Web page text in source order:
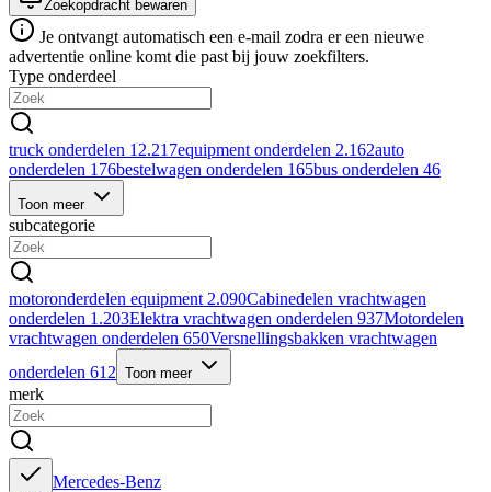
Zoekopdracht bewaren
Je ontvangt automatisch een e-mail zodra er een nieuwe
advertentie online komt die past bij jouw zoekfilters.
Type onderdeel
truck onderdelen 12.217equipment onderdelen 2.162auto
onderdelen 176bestelwagen onderdelen 165bus onderdelen 46
Toon meer
subcategorie
motoronderdelen equipment 2.090Cabinedelen vrachtwagen
onderdelen 1.203Elektra vrachtwagen onderdelen 937Motordelen
vrachtwagen onderdelen 650Versnellingsbakken vrachtwagen
onderdelen 612 Toon meer
merk
Mercedes-Benz